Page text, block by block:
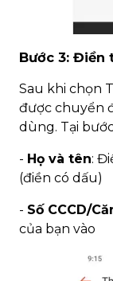
Bước 3:
Sau khi chọn
được chuyển
dùng. Tại
- Họ và tên:
(điền có dấu)
- Số CCCD/
của bạn vào